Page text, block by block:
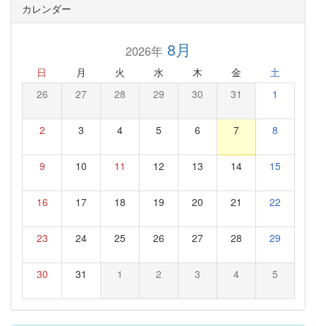
カレンダー
2026年8月
日 月 火 水 木 金 土
26 27 28 29 30 31 1
2 3 4 5 6 7 8
9 10 11 12 13 14 15
16 17 18 19 20 21 22
23 24 25 26 27 28 29
30 31 1 2 3 4 5